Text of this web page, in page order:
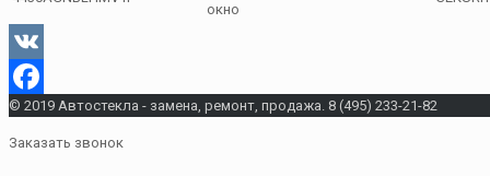
окно
VK
Facebook
© 2019 Автостекла - замена, ремонт, продажа. 8 (495) 233-21-82
Заказать звонок